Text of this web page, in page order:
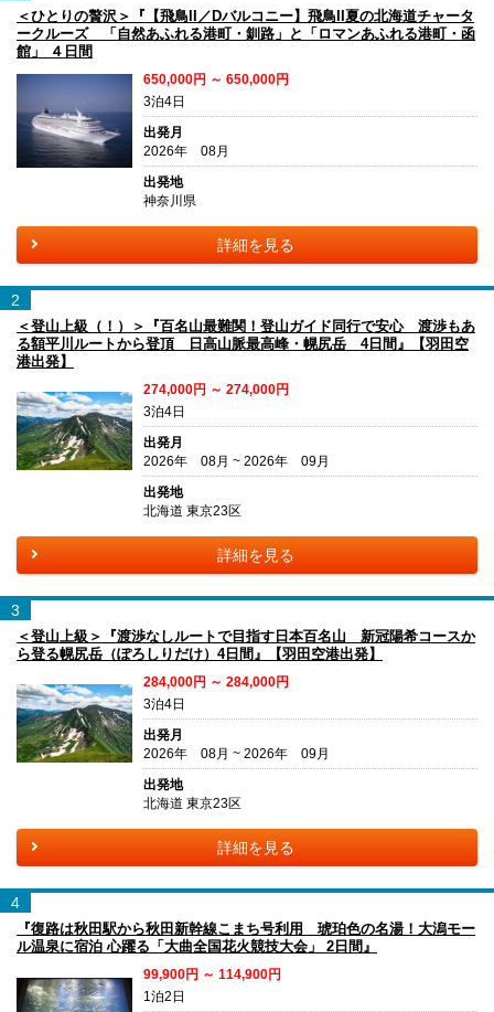
＜ひとりの贅沢＞『【飛鳥II／Dバルコニー】飛鳥II夏の北海道チャータ
ークルーズ 「自然あふれる港町・釧路」と「ロマンあふれる港町・函
館」 ４日間
650,000円 ～ 650,000円
3泊4日
出発月
2026年 08月
出発地
神奈川県
詳細を見る
2
＜登山上級（！）＞『百名山最難関！登山ガイド同行で安心 渡渉もあ
る額平川ルートから登頂 日高山脈最高峰・幌尻岳 4日間』【羽田空
港出発】
274,000円 ～ 274,000円
3泊4日
出発月
2026年 08月 ~ 2026年 09月
出発地
北海道 東京23区
詳細を見る
3
＜登山上級＞『渡渉なしルートで目指す日本百名山 新冠陽希コースか
ら登る幌尻岳（ぽろしりだけ）4日間』【羽田空港出発】
284,000円 ～ 284,000円
3泊4日
出発月
2026年 08月 ~ 2026年 09月
出発地
北海道 東京23区
詳細を見る
4
『復路は秋田駅から秋田新幹線こまち号利用 琥珀色の名湯！大潟モー
ル温泉に宿泊 心躍る「大曲全国花火競技大会」 2日間』
99,900円 ～ 114,900円
1泊2日